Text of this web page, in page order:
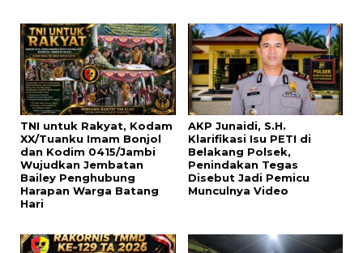
TNI untuk Rakyat, Kodam
XX/Tuanku Imam Bonjol
dan Kodim 0415/Jambi
Wujudkan Jembatan
Bailey Penghubung
Harapan Warga Batang
Hari
AKP Junaidi, S.H.
Klarifikasi Isu PETI di
Belakang Polsek,
Penindakan Tegas
Disebut Jadi Pemicu
Munculnya Video